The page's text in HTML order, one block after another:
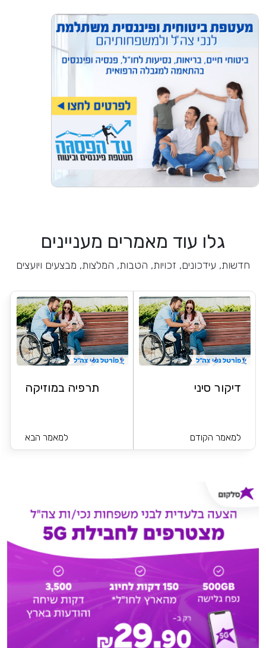
גלו עוד מאמרים מעניינים
חדשות, עידכונים, זכויות, הטבות, המלצות, מבצעים ויועצים
דיקור סיני
למאמר הקודם
תרפיה במוזיקה
למאמר הבא